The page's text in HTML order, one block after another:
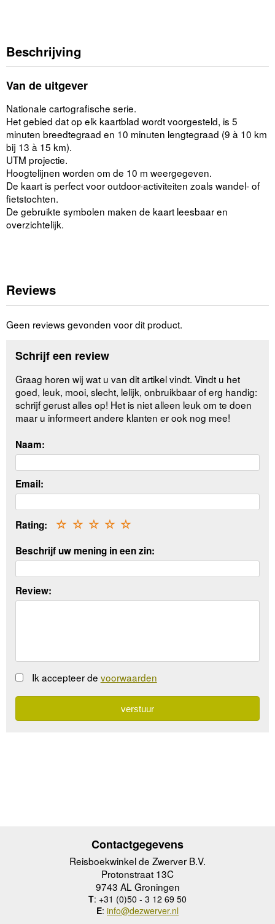
Beschrijving
Van de uitgever
Nationale cartografische serie.
Het gebied dat op elk kaartblad wordt voorgesteld, is 5
minuten breedtegraad en 10 minuten lengtegraad (9 à 10 km
bij 13 à 15 km).
UTM projectie.
Hoogtelijnen worden om de 10 m weergegeven.
De kaart is perfect voor outdoor-activiteiten zoals wandel- of
fietstochten.
De gebruikte symbolen maken de kaart leesbaar en
overzichtelijk.
Reviews
Geen reviews gevonden voor dit product.
Schrijf een review
Graag horen wij wat u van dit artikel vindt. Vindt u het
goed, leuk, mooi, slecht, lelijk, onbruikbaar of erg handig:
schrijf gerust alles op! Het is niet alleen leuk om te doen
maar u informeert andere klanten er ook nog mee!
Naam:
Email:
Rating: ☆
☆
☆
☆
☆
Beschrijf uw mening in een zin:
Review:
Ik accepteer de voorwaarden
Contactgegevens
Reisboekwinkel de Zwerver B.V.
Protonstraat 13C
9743 AL Groningen
T: +31 (0)50 - 3 12 69 50
E: info@dezwerver.nl